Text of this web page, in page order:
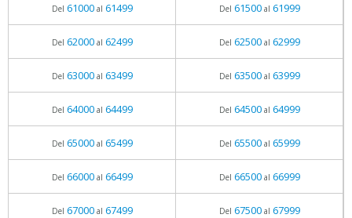
Del 61000al 61499 Del 61500al 61999
Del 62000al 62499 Del 62500al 62999
Del 63000al 63499 Del 63500al 63999
Del 64000al 64499 Del 64500al 64999
Del 65000al 65499 Del 65500al 65999
Del 66000al 66499 Del 66500al 66999
Del 67000al 67499 Del 67500al 67999